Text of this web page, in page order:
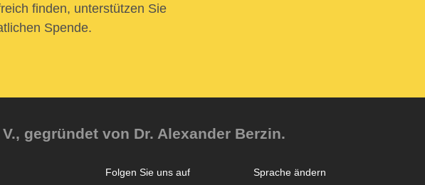
finden, unterstützen Sie
Spende.
gegründet von Dr. Alexander Berzin.
Sprache ändern
Folgen Sie uns auf